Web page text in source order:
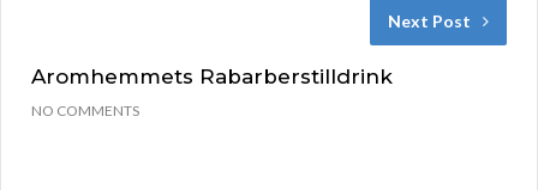
Next Post
Aromhemmets Rabarberstilldrink
NO COMMENTS